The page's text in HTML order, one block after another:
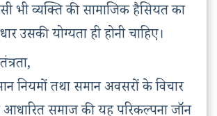
भी व्यक्ति की सामाजिक हैसियत का
उसकी योग्यता ही होनी चाहिए।
नियमों तथा समान अवसरों के विचार